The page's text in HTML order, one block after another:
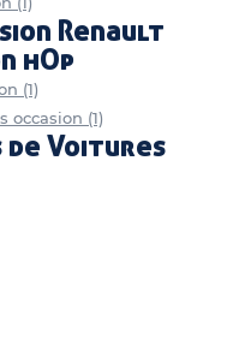
Renault
hOp
(1)
occasion (1)
de Voitures